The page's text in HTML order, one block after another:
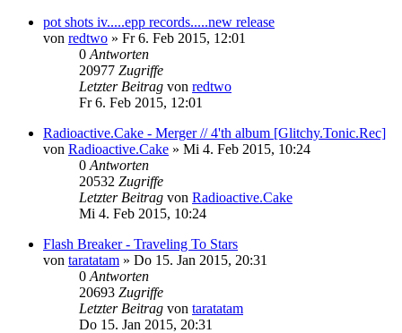
pot shots iv.....epp records.....new release
von redtwo » Fr 6. Feb 2015, 12:01
0 Antworten
20977 Zugriffe
Letzter Beitrag von redtwo
Fr 6. Feb 2015, 12:01
Radioactive.Cake - Merger // 4'th album [Glitchy.Tonic.Rec]
von Radioactive.Cake » Mi 4. Feb 2015, 10:24
0 Antworten
20532 Zugriffe
Letzter Beitrag von Radioactive.Cake
Mi 4. Feb 2015, 10:24
Flash Breaker - Traveling To Stars
von taratatam » Do 15. Jan 2015, 20:31
0 Antworten
20693 Zugriffe
Letzter Beitrag von taratatam
Do 15. Jan 2015, 20:31